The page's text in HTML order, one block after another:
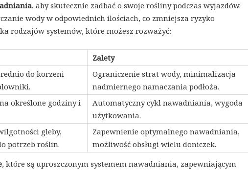
, aby skutecznie zadbać o swoje rośliny podczas wyjazdów.
wody w odpowiednich ilościach, co zmniejsza ryzyko
rodzajów systemów, które możesz rozważyć:
Zalety
do korzeni
Ograniczenie strat wody, minimalizacja
nadmiernego namaczania podłoża.
określone godziny i
Automatyczny cykl nawadniania, wygoda
użytkowania.
gleby,
potrzeb roślin.
Zapewnienie optymalnego nawadniania,
możliwość obsługi wielu doniczek.
, które są uproszczonym systemem nawadniania, zapewniającym